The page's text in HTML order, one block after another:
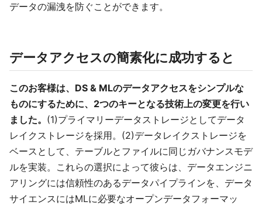
データの漏洩を防ぐことができます。
データアクセスの簡素化に成功すると
このお客様は、DS & MLのデータアクセスをシンプルな
ものにするために、2つのキーとなる技術上の変更を行い
ました。 (1)プライマリーデータストレージとしてデータ
レイクストレージを採用。(2)データレイクストレージを
ベースとして、テーブルとファイルに同じガバナンスモデ
ルを実装。これらの選択によって彼らは、データエンジニ
アリングには信頼性のあるデータパイプラインを、データ
サイエンスにはMLに必要なオープンデータフォーマッ